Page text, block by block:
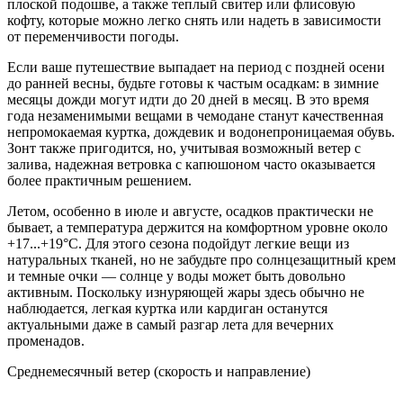
плоской подошве, а также теплый свитер или флисовую
кофту, которые можно легко снять или надеть в зависимости
от переменчивости погоды.
Если ваше путешествие выпадает на период с поздней осени
до ранней весны, будьте готовы к частым осадкам: в зимние
месяцы дожди могут идти до 20 дней в месяц. В это время
года незаменимыми вещами в чемодане станут качественная
непромокаемая куртка, дождевик и водонепроницаемая обувь.
Зонт также пригодится, но, учитывая возможный ветер с
залива, надежная ветровка с капюшоном часто оказывается
более практичным решением.
Летом, особенно в июле и августе, осадков практически не
бывает, а температура держится на комфортном уровне около
+17...+19°C. Для этого сезона подойдут легкие вещи из
натуральных тканей, но не забудьте про солнцезащитный крем
и темные очки — солнце у воды может быть довольно
активным. Поскольку изнуряющей жары здесь обычно не
наблюдается, легкая куртка или кардиган останутся
актуальными даже в самый разгар лета для вечерних
променадов.
Среднемесячный ветер (скорость и направление)